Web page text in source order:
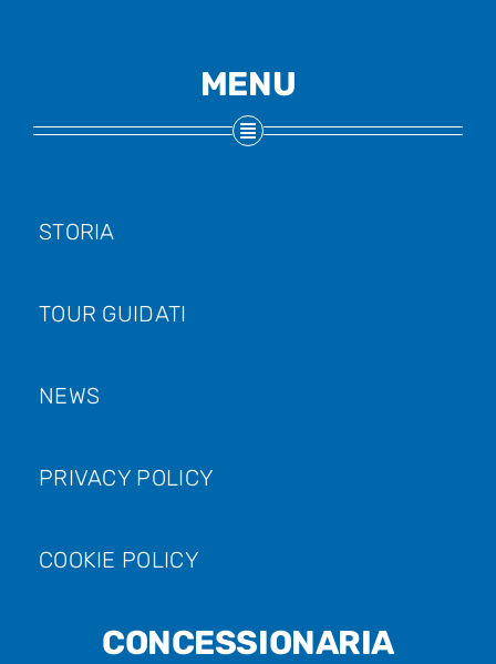
MENU
STORIA
TOUR GUIDATI
NEWS
PRIVACY POLICY
COOKIE POLICY
CONCESSIONARIA